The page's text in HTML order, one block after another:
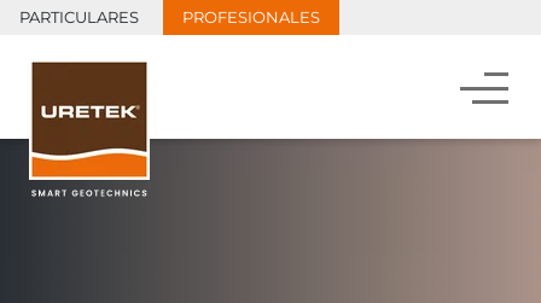
PARTICULARES PROFESIONALES